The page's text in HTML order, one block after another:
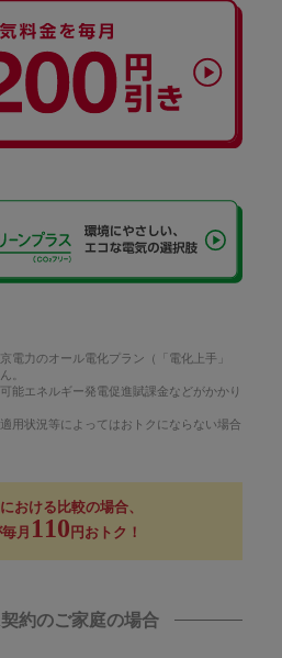
電力のオール電化プラン（「電化上手」
。
能エネルギー発電促進賦課金などがかかり
用状況等によってはおトクにならない場合
おける比較の場合、
月 110 円おトク！
約のご家庭の場合